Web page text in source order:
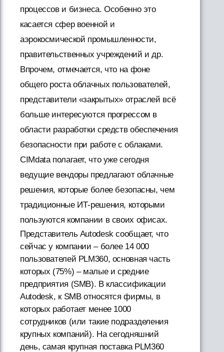
процессов и бизнеса. Особенно это
касается сфер военной и
аэрокосмической промышленности,
правительственных учреждений и др.
Впрочем, отмечается, что на фоне
общего роста облачных пользователей,
представители «закрытых» отраслей всё
больше интересуются прогрессом в
области разработки средств обеспечения
безопасности при работе с облаками.
CIMdata полагает, что уже сегодня
ведущие вендоры предлагают облачные
решения, которые более безопасны, чем
традиционные ИТ-решения, которыми
пользуются компании в своих офисах.
Представитель Autodesk сообщает, что
сейчас у компании – более 14 000
пользователей PLM360, основная часть
которых (75%) – малые и средние
предприятия (SMB). В классификации
Autodesk, к SMB относятся фирмы, в
которых работает менее 1000
сотрудников (или такие подразделения
крупных компаний). На сегодняшний
день, самая крупная поставка PLM360